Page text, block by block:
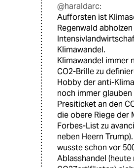
@haraldarc:
Aufforsten ist
Regenwald
Klimawandel.
Klimawandel immer
CO2-Brille zu
Hobby der anti-
noch immer
Presiticket an den
die obere Riege der
Forbes-List zu
neben Heern
wusste schon vor
Ablasshandel (heute